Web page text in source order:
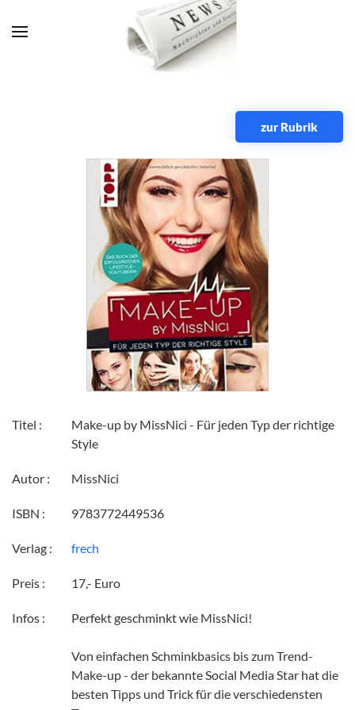
Zum Hauptinhalt springen
zur Rubrik
Titel :
Make-up by MissNici - Für jeden Typ der richtige
Style
Autor : MissNici
ISBN : ‎9783772449536
Verlag : frech
Preis : 17,- Euro
Infos : Perfekt geschminkt wie MissNici!
Von einfachen Schminkbasics bis zum Trend-
Make-up - der bekannte Social Media Star hat die
besten Tipps und Trick für die verschiedensten